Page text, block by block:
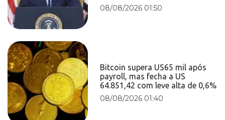
08/08/2026 01:50
Bitcoin supera US65 mil após
payroll, mas fecha a US
64.851,42 com leve alta de 0,6%
08/08/2026 01:40